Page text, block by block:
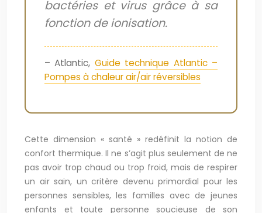
bactéries et virus grâce à sa
fonction de ionisation.
– Atlantic, Guide technique Atlantic –
Pompes à chaleur air/air réversibles
Cette dimension « santé » redéfinit la notion de
confort thermique. Il ne s’agit plus seulement de ne
pas avoir trop chaud ou trop froid, mais de respirer
un air sain, un critère devenu primordial pour les
personnes sensibles, les familles avec de jeunes
enfants et toute personne soucieuse de son